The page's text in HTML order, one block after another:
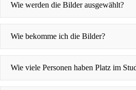
Wie werden die Bilder ausgewählt?
Wie bekomme ich die Bilder?
Wie viele Personen haben Platz im